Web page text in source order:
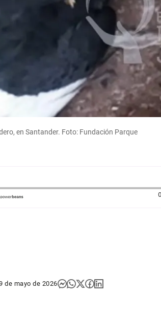
en Santander. Foto: Fundación Parque
de mayo de 2026